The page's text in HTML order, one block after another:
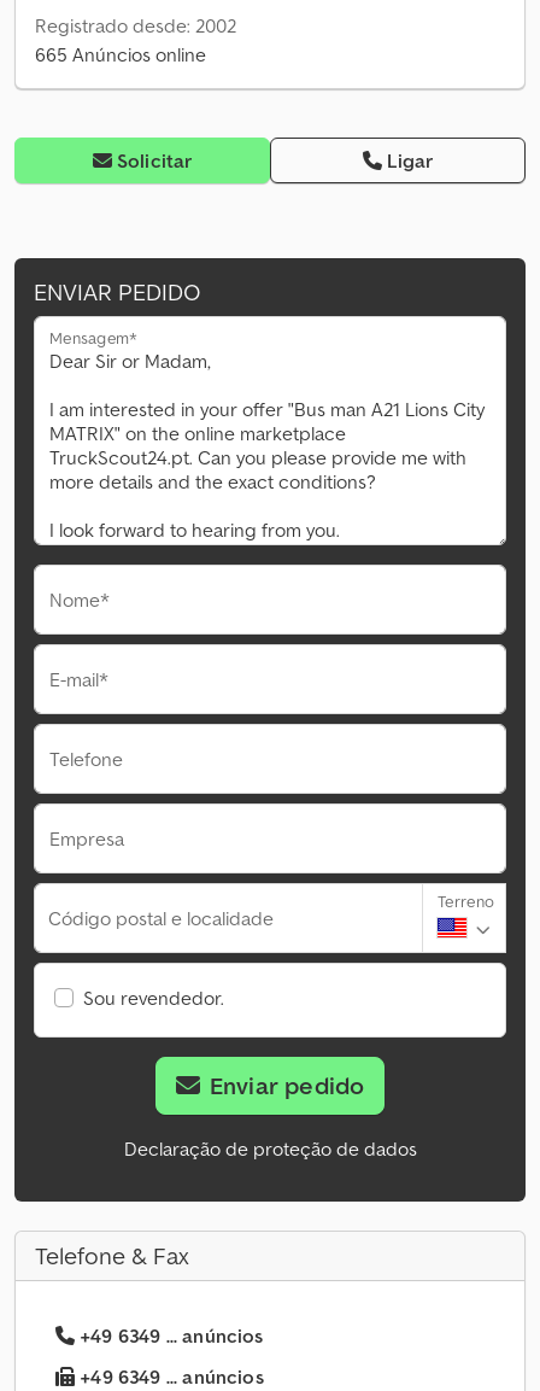
Registrado desde: 2002
665 Anúncios online
Solicitar Ligar
ENVIAR PEDIDO
Mensagem*
Nome*
E-mail*
Telefone
Empresa
Código postal e localidade
Terreno
Sou revendedor.
Enviar pedido
Declaração de proteção de dados
Telefone & Fax
+49 6349 ... anúncios
+49 6349 ... anúncios